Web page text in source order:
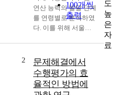
100개씩
출력
연산 능력의 발달 단계
를 연령별로 분석하였
다. 이를 위해 서울특
학교 포함) 10개 학교
에 재학하고 있는 정신
지체아(IQ 41~80) 80
명을 대상으로 하였다.
2
문제해결에서
수행평가의 효
율적인 방법에
도
높
은
자
료